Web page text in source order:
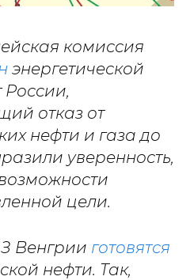
комиссия
энергетической
России,
отказ от
нефти и газа до
уверенность,
цели.
Венгрии готовятся
нефти. Так,